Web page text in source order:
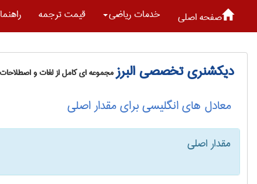
صفحه اصلی خدمات رياضی قیمت ترجمه راهنما
دیکشنری تخصصی البرزمجموعه ای کامل از لغات و
معادل های انگلیسی برای مقدار اصلی
مقدار اصلی